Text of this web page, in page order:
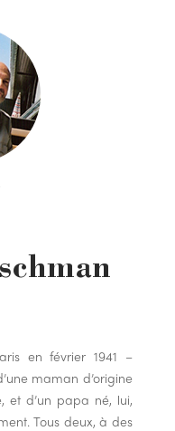
en février 1941 –
maman d’origine
et d’un papa né, lui,
Tous deux, à des